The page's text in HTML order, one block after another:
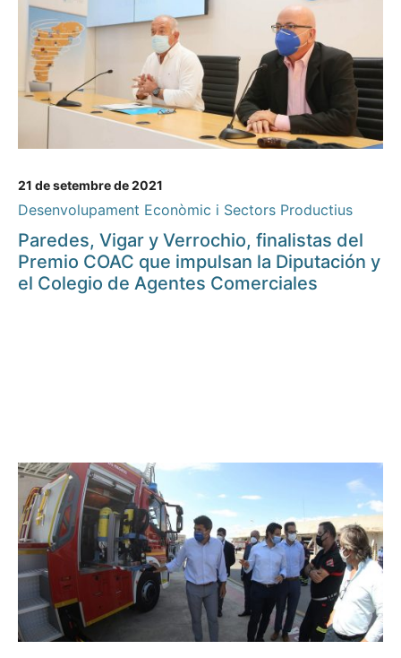
21 de setembre de 2021
Desenvolupament Econòmic i Sectors Productius
Paredes, Vigar y Verrochio, finalistas del
Premio COAC que impulsan la Diputación y
el Colegio de Agentes Comerciales